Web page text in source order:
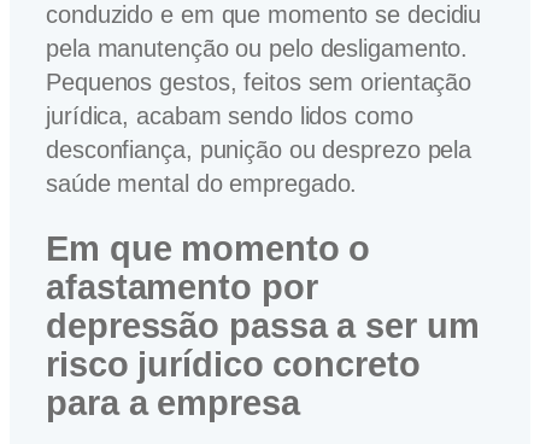
conduzido e em que momento se decidiu
pela manutenção ou pelo desligamento.
Pequenos gestos, feitos sem orientação
jurídica, acabam sendo lidos como
desconfiança, punição ou desprezo pela
saúde mental do empregado.
Em que momento o
afastamento por
depressão passa a ser um
risco jurídico concreto
para a empresa